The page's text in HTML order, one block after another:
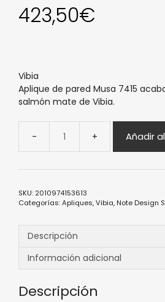
423,50€
Vibia
Aplique de pared Musa 7415
salmón mate de Vibia.
Añadir
SKU: 2010974153613
Categorías:Apliques,Vibia,Note Design
Descripción
Información adicional
Descripción